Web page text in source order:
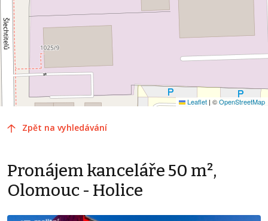
Leaflet | ©OpenStreetMap
Zpět na vyhledávání
Pronájem kanceláře 50 m²,
Olomouc - Holice